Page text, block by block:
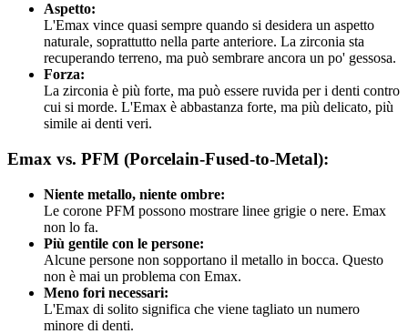
Aspetto:
L'Emax vince quasi sempre quando si desidera un aspetto
naturale, soprattutto nella parte anteriore. La zirconia sta
recuperando terreno, ma può sembrare ancora un po' gessosa.
Forza:
La zirconia è più forte, ma può essere ruvida per i denti contro
cui si morde. L'Emax è abbastanza forte, ma più delicato, più
simile ai denti veri.
Emax vs. PFM (Porcelain-Fused-to-Metal):
Niente metallo, niente ombre:
Le corone PFM possono mostrare linee grigie o nere. Emax
non lo fa.
Più gentile con le persone:
Alcune persone non sopportano il metallo in bocca. Questo
non è mai un problema con Emax.
Meno fori necessari:
L'Emax di solito significa che viene tagliato un numero
minore di denti.